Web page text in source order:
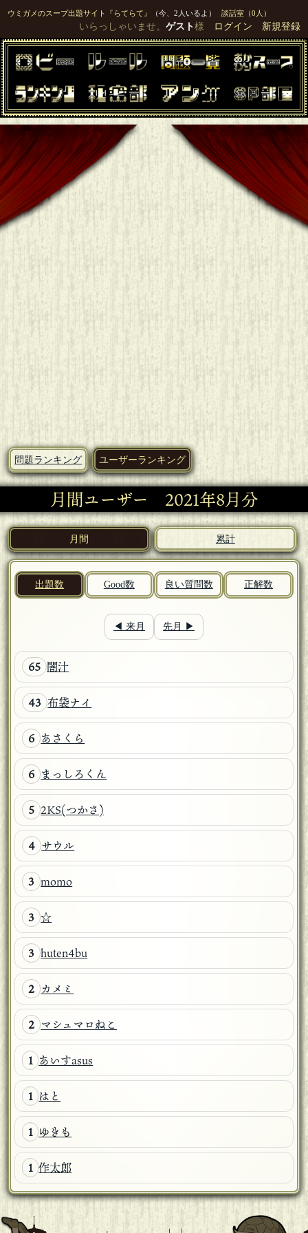
ウミガメのスープ出題サイト『らてらて』 （今、2人いるよ） 談話室（0人）
いらっしゃいませ。 ゲスト様 ログイン 新規登録
問題ランキング ユーザーランキング
月間ユーザー 2021年8月分
月間 累計
出題数 Good数 良い質問数 正解数
◀ 来月 先月 ▶
65 闇汁
43 布袋ナイ
6 あさくら
6 まっしろくん
5 2KS(つかさ)
4 サウル
3 momo
3 ☆
3 huten4bu
2 カメミ
2 マシュマロねこ
1 あいすasus
1 はと
1 ゆきも
1 作太郎